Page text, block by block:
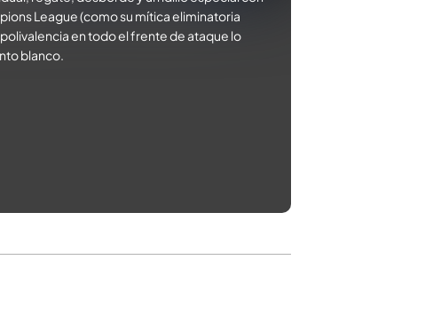
League (como su mítica eliminatoria
en todo el frente de ataque lo
blanco.